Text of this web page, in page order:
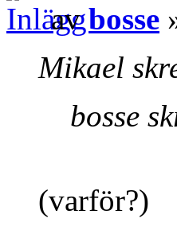
avbosse
Mikael
bosse
(varför?)